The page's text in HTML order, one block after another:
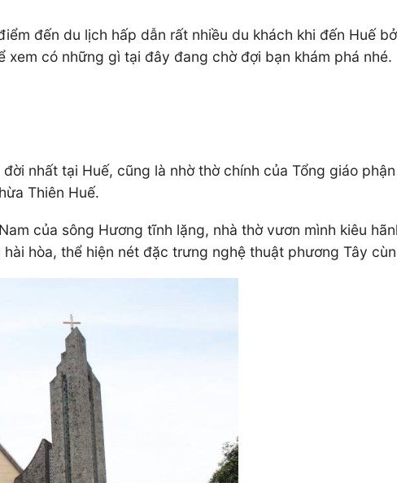
đến du lịch hấp dẫn rất nhiều du khách khi đến Huế
xem có những gì tại đây đang chờ đợi bạn khám phá nhé.
nhất tại Huế, cũng là nhờ thờ chính của Tổng giáo
Thiên Huế.
của sông Hương tĩnh lặng, nhà thờ vươn mình kiêu
hòa, thể hiện nét đặc trưng nghệ thuật phương Tây